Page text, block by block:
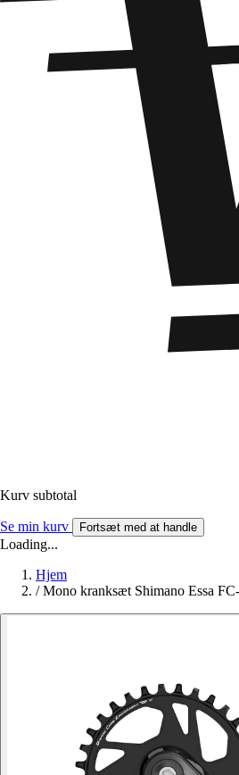
Kurv subtotal
Se min kurv Fortsæt med at handle
Loading...
Hjem
/ Mono kranksæt Shimano Essa